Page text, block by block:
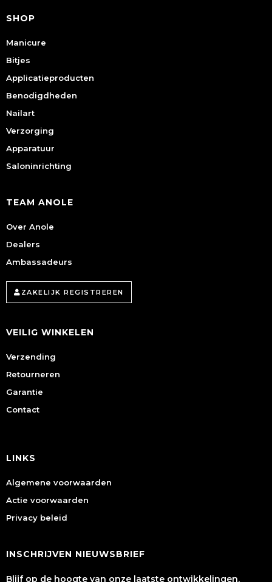
SHOP
Manicure
Bitjes
Applicatieproducten
Benodigdheden
Nailart
Verzorging
Apparatuur
Saloninrichting
TEAM ANOLE
Over Anole
Dealers
Ambassadeurs
ZAKELIJK REGISTREREN
VEILIG WINKELEN
Verzending
Retourneren
Garantie
Contact
LINKS
Algemene voorwaarden
Actie voorwaarden
Privacy beleid
INSCHRIJVEN NIEUWSBRIEF
Blijf op de hoogte van onze laatste ontwikkelingen.